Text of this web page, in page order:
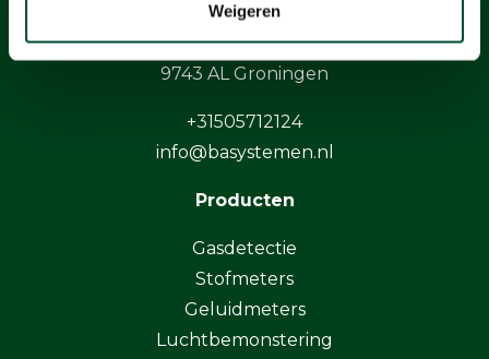
Weigeren
BaSystemen BV
Protonstraat 13G
9743 AL Groningen
+31505712124
info@basystemen.nl
Producten
Gasdetectie
Stofmeters
Geluidmeters
Luchtbemonstering